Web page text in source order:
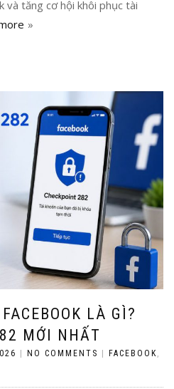
và tăng cơ hội khôi phục tài
LÀ GÌ?
MỚI NHẤT
NO COMMENTS FACEBOOK,